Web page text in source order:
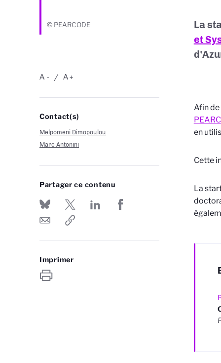
© PEARCODE
-
A +
A
Contact(s)
Melpomeni Dimopoulou
Marc Antonini
Partager ce contenu
Imprimer
La
et
Afin
en
Cette
La